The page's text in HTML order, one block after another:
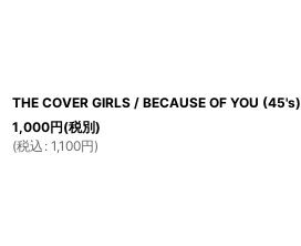
THE COVER GIRLS / BECAUSE OF YOU (45's)
1,000円(税別)
(税込 : 1,100円)